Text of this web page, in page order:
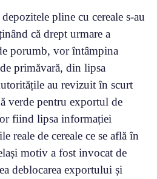
pline cu cereale s-au
că drept urmare a
porumb, vor întâmpina
primăvară, din lipsa
au revizuit în scurt
verde pentru exportul de
fiind lipsa informației
reale de cereale ce se află în
motiv a fost invocat de
deblocarea exportului și